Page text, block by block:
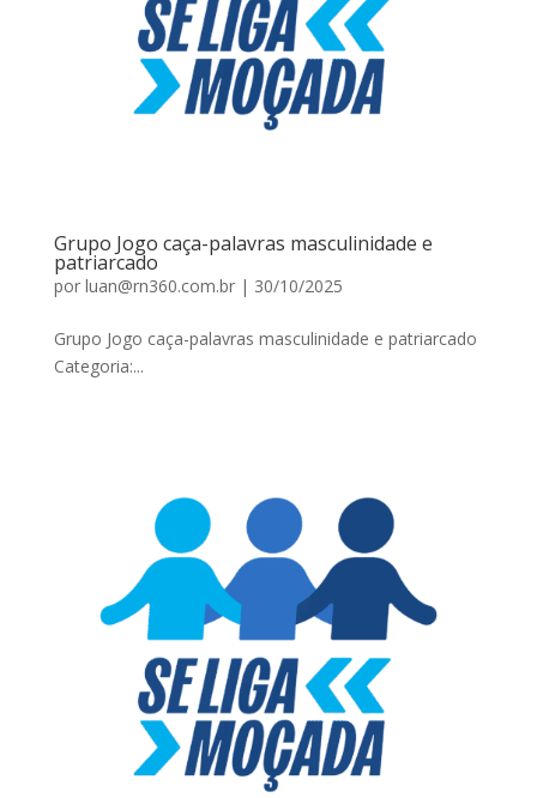
Grupo Jogo caça-palavras masculinidade e
patriarcado
por luan@rn360.com.br| 30/10/2025
Grupo Jogo caça-palavras masculinidade e patriarcado
Categoria:...